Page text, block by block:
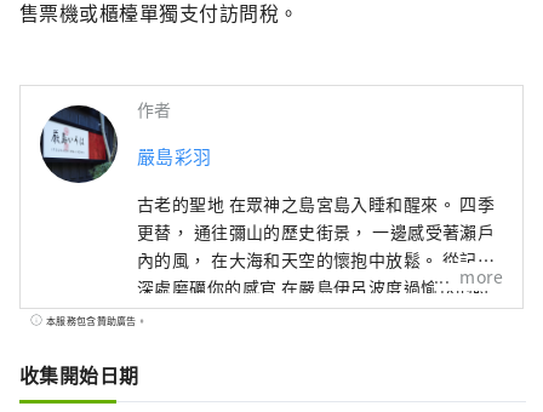
售票機或櫃檯單獨支付訪問稅。
作者
嚴島彩羽
古老的聖地 在眾神之島宮島入睡和醒來。 四季
更替， 通往彌山的歷史街景， 一邊感受著瀨戶
內的風， 在大海和天空的懷抱中放鬆。 從記憶
深處磨礪你的感官 在嚴島伊呂波度過愉快的時
光 請放鬆，玩得開心。
more
本服務包含贊助廣告。
收集開始日期